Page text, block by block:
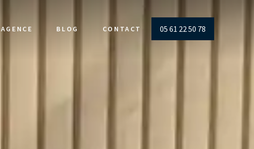
BLOG CONTACT 05 61 22 50 78